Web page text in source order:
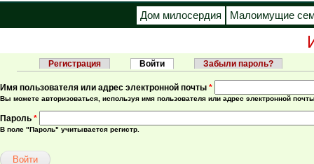
Дом милосердия Малоимущие
Главные вкладки
Регистрация Войти (активная вкладка)
Забыли пароль?
Имя пользователя или адрес электронной почты *
Вы можете авторизоваться, используя имя пользователя или адрес электронной
Пароль *
В поле "Пароль" учитывается регистр.